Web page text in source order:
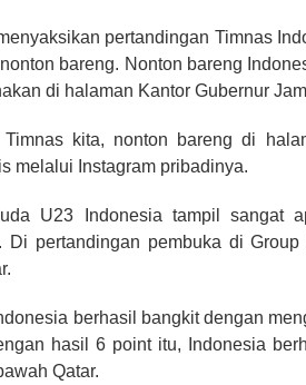
pertandingan Timnas
bareng. Nonton bareng
di halaman Kantor Gubernur
kita, nonton bareng di
melalui Instagram pribadinya.
U23 Indonesia tampil sangat
pertandingan pembuka di Group
berhasil bangkit dengan
hasil 6 point itu, Indonesia
Qatar.